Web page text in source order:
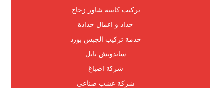
تركيب كابينة شاور زجاج
حداد و اعمال حدادة
خدمة تركيب الجبس بورد
ساندوتش بانل
شركة اصباغ
شركة عشب صناعي